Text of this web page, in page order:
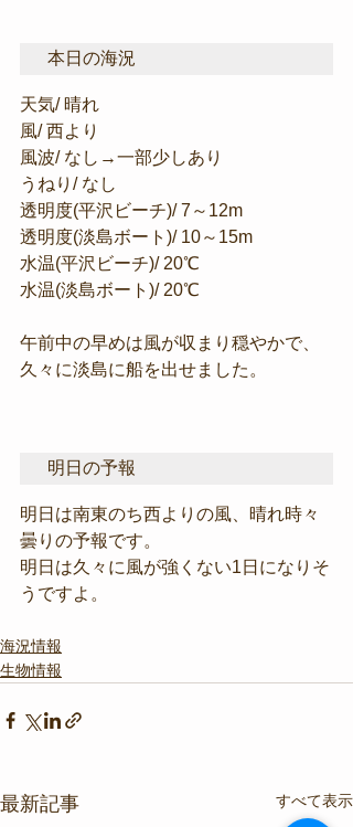
本日の海況
天気/ 晴れ
風/ 西より
風波/ なし→一部少しあり
うねり/ なし
透明度(平沢ビーチ)/ 7～12m
透明度(淡島ボート)/ 10～15m
水温(平沢ビーチ)/ 20℃
水温(淡島ボート)/ 20℃
午前中の早めは風が収まり穏やかで、
久々に淡島に船を出せました。
明日の予報
明日は南東のち西よりの風、晴れ時々
曇りの予報です。
明日は久々に風が強くない1日になりそ
うですよ。
海況情報
生物情報
最新記事 すべて表示